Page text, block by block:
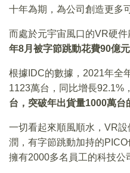
十年為期，為公司創造更多
而處於元宇宙風口的VR硬件
年8月被字節跳動花費90億
根據IDC的數據，2021年全
1123萬台，同比增長92.1%
台，突破年出貨量1000萬台
一切看起來順風順水，VR
潤，有字節跳動加持的
擁有2000多名員工的科技公